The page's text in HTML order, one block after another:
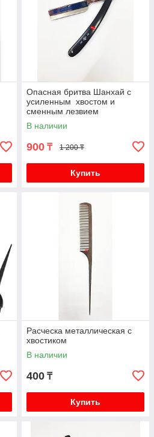
Опасная бритва Шанхай с
усиленным хвостом и
сменным лезвием
В наличии
900 ₸ 1 200 ₸
Купить
Расческа металлическая с
хвостиком
В наличии
400 ₸
Купить